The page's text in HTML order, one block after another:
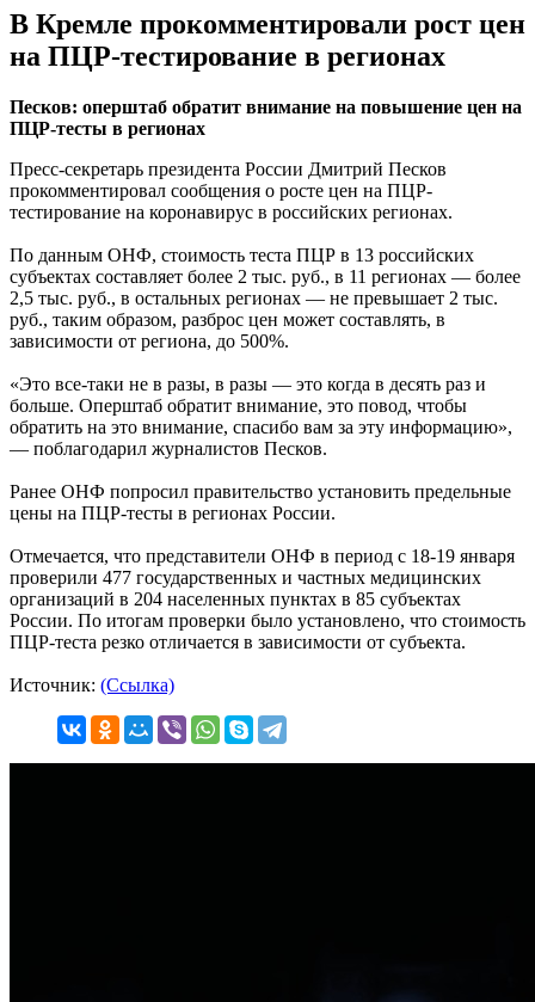
В Кремле прокомментировали рост цен
на ПЦР-тестирование в регионах
Песков: оперштаб обратит внимание на повышение цен на
ПЦР-тесты в регионах
Пресс-секретарь президента России Дмитрий Песков
прокомментировал сообщения о росте цен на ПЦР-
тестирование на коронавирус в российских регионах.
По данным ОНФ, стоимость теста ПЦР в 13 российских
субъектах составляет более 2 тыс. руб., в 11 регионах — более
2,5 тыс. руб., в остальных регионах — не превышает 2 тыс.
руб., таким образом, разброс цен может составлять, в
зависимости от региона, до 500%.
«Это все-таки не в разы, в разы — это когда в десять раз и
больше. Оперштаб обратит внимание, это повод, чтобы
обратить на это внимание, спасибо вам за эту информацию»,
— поблагодарил журналистов Песков.
Ранее ОНФ попросил правительство установить предельные
цены на ПЦР-тесты в регионах России.
Отмечается, что представители ОНФ в период с 18-19 января
проверили 477 государственных и частных медицинских
организаций в 204 населенных пунктах в 85 субъектах
России. По итогам проверки было установлено, что стоимость
ПЦР-теста резко отличается в зависимости от субъекта.
Источник: (Ссылка)